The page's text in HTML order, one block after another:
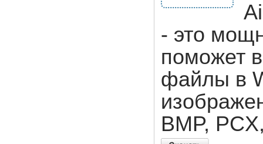
- это
поможет
файлы в
BMP,